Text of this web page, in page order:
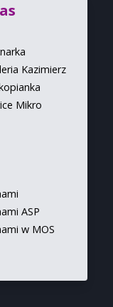
Kazimierz
Mikro
ASP
w MOS